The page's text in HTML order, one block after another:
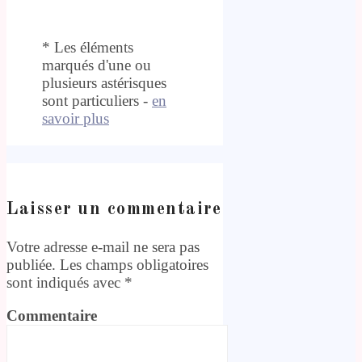
* Les éléments
marqués d'une ou
plusieurs astérisques
sont particuliers - en
savoir plus
Laisser un commentaire
Votre adresse e-mail ne sera pas
publiée. Les champs obligatoires
sont indiqués avec *
Commentaire